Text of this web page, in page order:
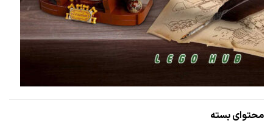
محتوای بسته